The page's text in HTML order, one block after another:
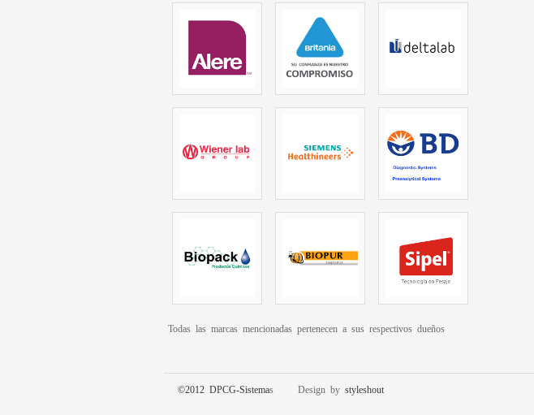
Todas las marcas mencionadas pertenecen a sus respectivos dueños
©2012 DPCG-Sistemas Design by styleshout